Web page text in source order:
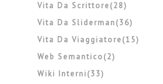
Vita Da Scrittore(28)
Vita Da Sliderman(36)
Vita Da Viaggiatore(15)
Web Semantico(2)
Wiki Interni(33)